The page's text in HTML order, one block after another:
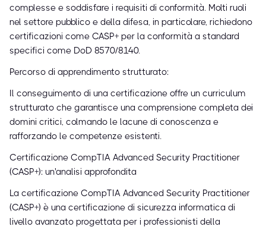
complesse e soddisfare i requisiti di conformità. Molti ruoli
nel settore pubblico e della difesa, in particolare, richiedono
certificazioni come CASP+ per la conformità a standard
specifici come DoD 8570/8140.
Percorso di apprendimento strutturato:
Il conseguimento di una certificazione offre un curriculum
strutturato che garantisce una comprensione completa dei
domini critici, colmando le lacune di conoscenza e
rafforzando le competenze esistenti.
Certificazione CompTIA Advanced Security Practitioner
(CASP+): un'analisi approfondita
La certificazione CompTIA Advanced Security Practitioner
(CASP+) è una certificazione di sicurezza informatica di
livello avanzato progettata per i professionisti della